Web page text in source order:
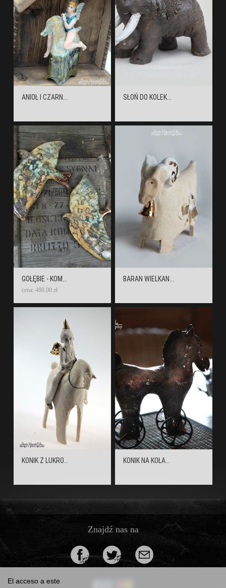
ANIOŁ I CZARN... SŁOŃ DO KOLEK...
GOŁĘBIE - KOM...
cena: 480.00 zł
BARAN WIELKAN...
KONIK Z LUKRO... KONIK NA KOŁA...
Znajdź nas na
El acceso a este